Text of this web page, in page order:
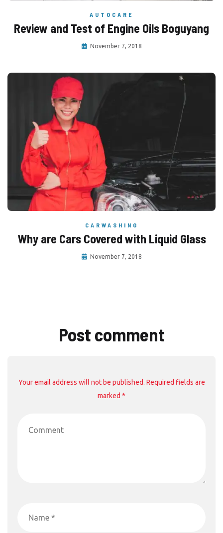
AUTOCARE
Review and Test of Engine Oils Boguyang
November 7, 2018
CARWASHING
Why are Cars Covered with Liquid Glass
November 7, 2018
Post comment
Your email address will not be published. Required fields are
marked *